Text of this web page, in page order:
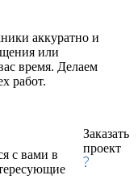
аккуратно и
или
время. Делаем
работ.
с вами в
Заказать
проект